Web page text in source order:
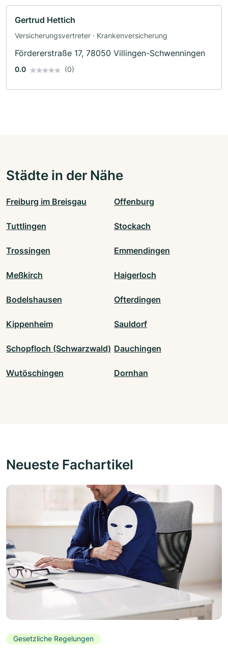
Gertrud Hettich
Versicherungsvertreter · Krankenversicherung
Fördererstraße 17, 78050 Villingen-Schwenningen
0.0 (0)
Städte in der Nähe
Freiburg im Breisgau Offenburg
Tuttlingen Stockach
Trossingen Emmendingen
Meßkirch Haigerloch
Bodelshausen Ofterdingen
Kippenheim Sauldorf
Schopfloch (Schwarzwald) Dauchingen
Wutöschingen Dornhan
Neueste Fachartikel
Gesetzliche Regelungen